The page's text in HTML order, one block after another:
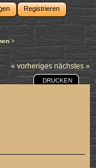
Registrieren
>
« vorheriges nächstes »
DRUCKEN